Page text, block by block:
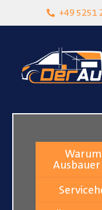
+49 5251
Lokalgeschäft in